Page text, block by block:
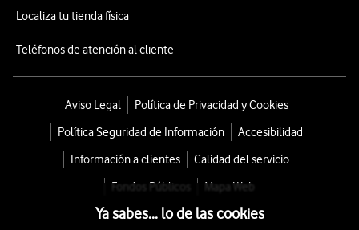
Localiza tu tienda física
Teléfonos de atención al cliente
Aviso Legal
Política de Privacidad y Cookies
Política Seguridad de Información
Accesibilidad
Información a clientes
Calidad del servicio
Fondos Públicos
Mapa Web
Ya sabes... lo de las cookies